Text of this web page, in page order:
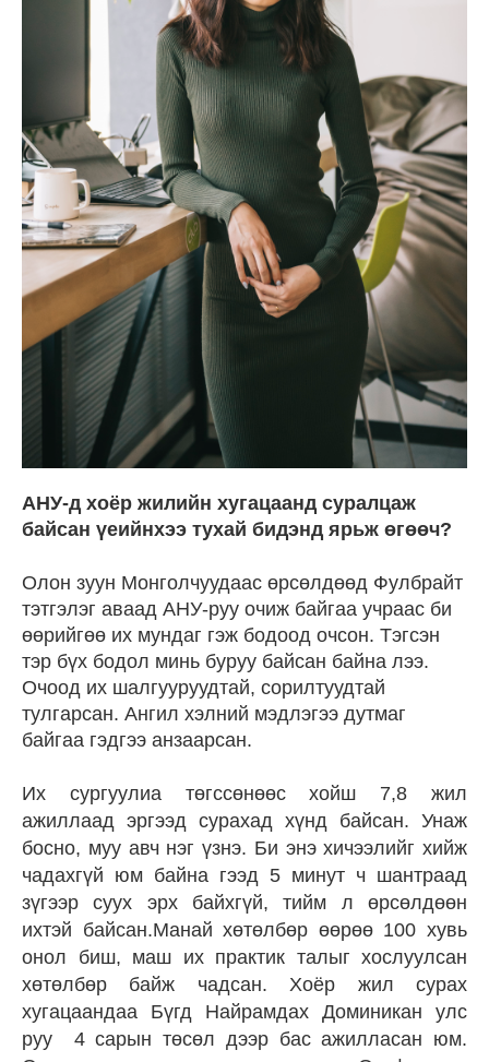
АНУ-д хоёр жилийн хугацаанд суралцаж
байсан үеийнхээ тухай бидэнд ярьж өгөөч?
Олон зуун Монголчуудаас өрсөлдөөд Фулбрайт
тэтгэлэг аваад АНУ-руу очиж байгаа учраас би
өөрийгөө их мундаг гэж бодоод очсон. Тэгсэн
тэр бүх бодол минь буруу байсан байна лээ.
Очоод их шалгууруудтай, сорилтуудтай
тулгарсан. Ангил хэлний мэдлэгээ дутмаг
байгаа гэдгээ анзаарсан.
Их сургуулиа төгссөнөөс хойш 7,8 жил
ажиллаад эргээд сурахад хүнд байсан. Унаж
босно, муу авч нэг үзнэ. Би энэ хичээлийг хийж
чадахгүй юм байна гээд 5 минут ч шантраад
зүгээр суух эрх байхгүй, тийм л өрсөлдөөн
ихтэй байсан.Манай хөтөлбөр өөрөө 100 хувь
онол биш, маш их практик талыг хослуулсан
хөтөлбөр байж чадсан. Хоёр жил сурах
хугацаандаа Бүгд Найрамдах Доминикан улс
руу 4 сарын төсөл дээр бас ажилласан юм.